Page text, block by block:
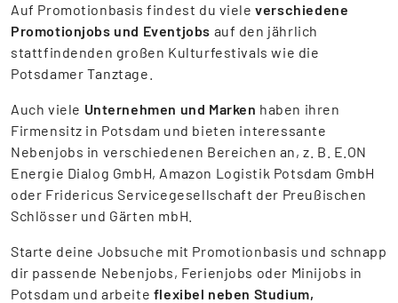
Auf Promotionbasis findest du vieleverschiedene
Promotionjobs und Eventjobs auf den jährlich
stattfindenden großen Kulturfestivals wie die
Potsdamer Tanztage.
Auch viele Unternehmen und Marken haben ihren
Firmensitz in Potsdam und bieten interessante
Nebenjobs in verschiedenen Bereichen an, z. B. E.ON
Energie Dialog GmbH, Amazon Logistik Potsdam GmbH
oder Fridericus Servicegesellschaft der Preußischen
Schlösser und Gärten mbH.
Starte deine Jobsuche mit Promotionbasis und schnapp
dir passende Nebenjobs, Ferienjobs oder Minijobs in
Potsdam und arbeite flexibel neben Studium,